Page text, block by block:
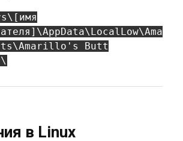
Butt
в Linux